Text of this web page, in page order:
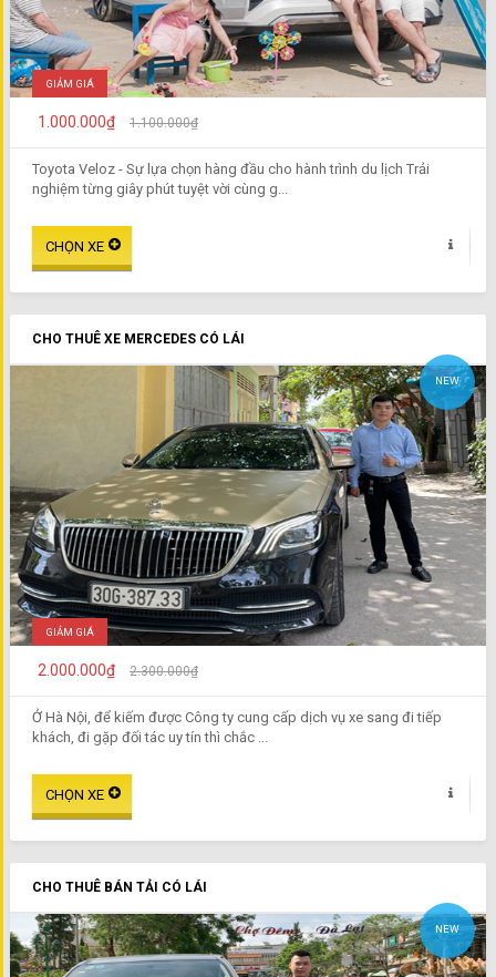
GIẢM GIÁ
1.000.000₫ 1.100.000₫
Toyota Veloz - Sự lựa chọn hàng đầu cho hành trình du lịch Trải
nghiệm từng giây phút tuyệt vời cùng g...
CHO THUÊ XE MERCEDES CÓ LÁI
NEW
GIẢM GIÁ
2.000.000₫ 2.300.000₫
Ở Hà Nội, để kiếm được Công ty cung cấp dịch vụ xe sang đi tiếp
khách, đi gặp đối tác uy tín thì chắc ...
CHO THUÊ BÁN TẢI CÓ LÁI
NEW